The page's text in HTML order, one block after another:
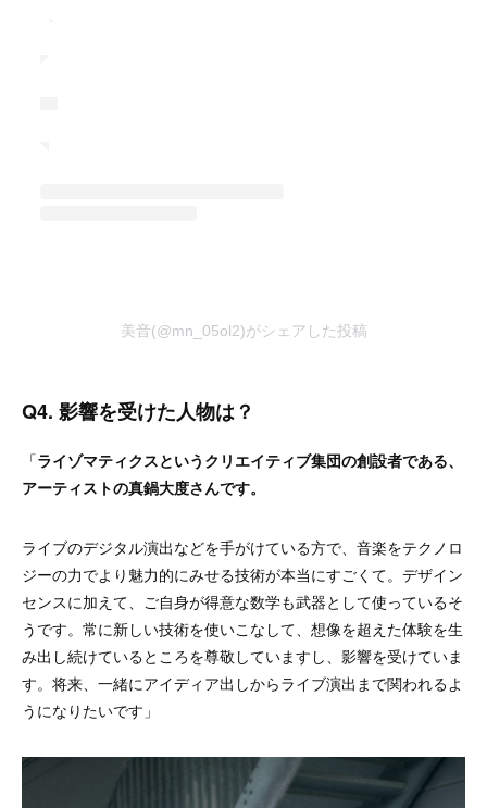
美音(@mn_05ol2)がシェアした投稿
Q4. 影響を受けた人物は？
「ライゾマティクスというクリエイティブ集団の創設者である、
アーティストの真鍋大度さんです。
ライブのデジタル演出などを手がけている方で、音楽をテクノロ
ジーの力でより魅力的にみせる技術が本当にすごくて。デザイン
センスに加えて、ご自身が得意な数学も武器として使っているそ
うです。常に新しい技術を使いこなして、想像を超えた体験を生
み出し続けているところを尊敬していますし、影響を受けていま
す。将来、一緒にアイディア出しからライブ演出まで関われるよ
うになりたいです」